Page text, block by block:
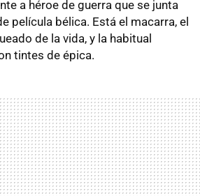
a héroe de guerra que se junta
película bélica. Está el macarra, el
de la vida, y la habitual
tintes de épica.